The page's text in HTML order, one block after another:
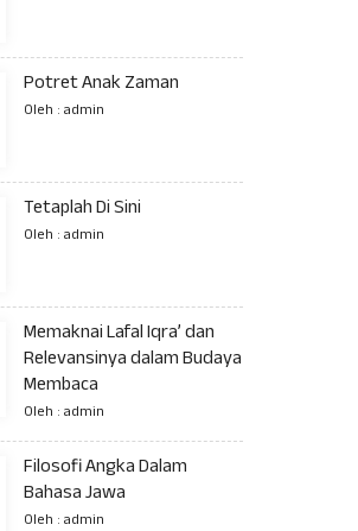
Potret Anak Zaman
Oleh : admin
Tetaplah Di Sini
Oleh : admin
Memaknai Lafal Iqra’ dan
Relevansinya dalam Budaya
Membaca
Oleh : admin
Filosofi Angka Dalam
Bahasa Jawa
Oleh : admin